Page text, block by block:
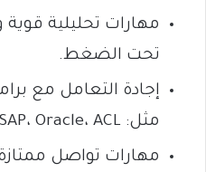
مهارات تحليلية
تحت الضغط.
إجادة التعامل مع
مثل: SAP، Oracle، ACL.
مهارات تواصل ممتازة